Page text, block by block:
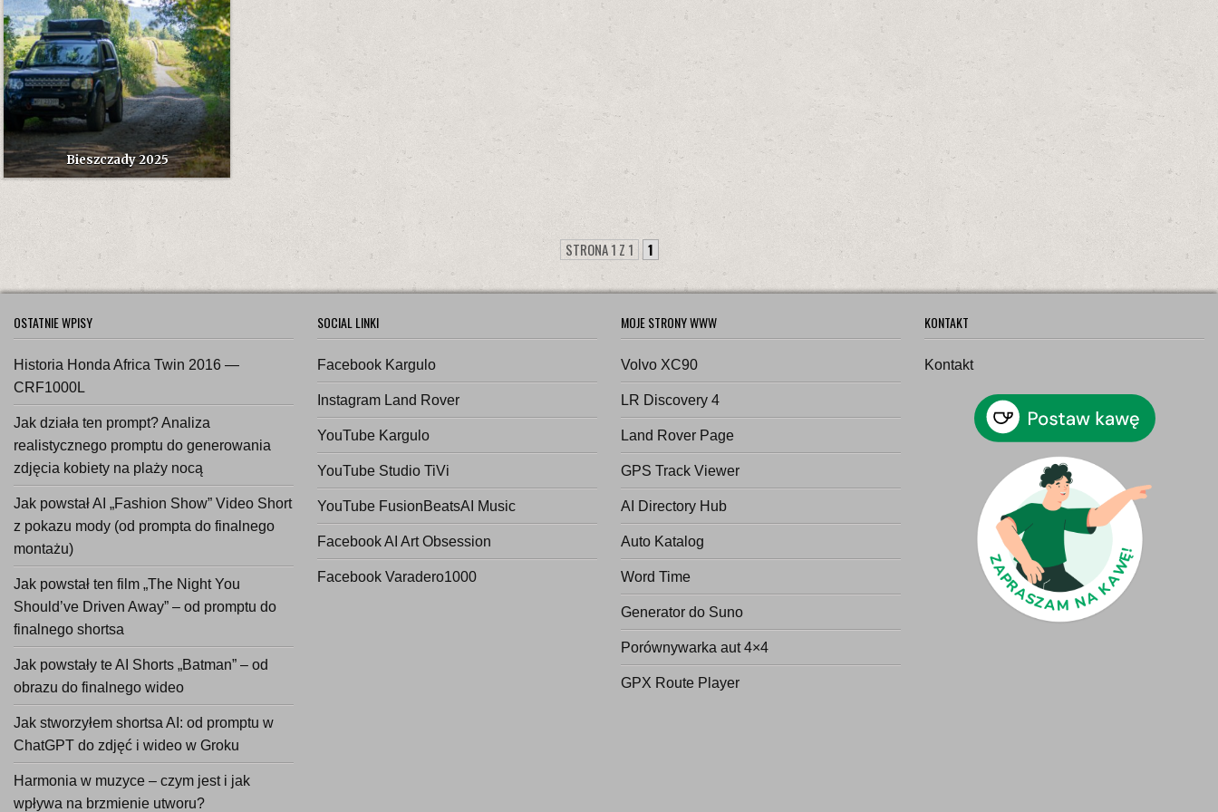
Bieszczady 2025
STRONA 1 Z 1 1
OSTATNIE WPISY
Historia Honda Africa Twin 2016 —
CRF1000L
Jak działa ten prompt? Analiza
realistycznego promptu do generowania
zdjęcia kobiety na plaży nocą
Jak powstał AI „Fashion Show” Video Short
z pokazu mody (od prompta do finalnego
montażu)
Jak powstał ten film „The Night You
Should’ve Driven Away” – od promptu do
finalnego shortsa
Jak powstały te AI Shorts „Batman” – od
obrazu do finalnego wideo
Jak stworzyłem shortsa AI: od promptu w
ChatGPT do zdjęć i wideo w Groku
Harmonia w muzyce – czym jest i jak
wpływa na brzmienie utworu?
SOCIAL LINKI
Facebook Kargulo
Instagram Land Rover
YouTube Kargulo
YouTube Studio TiVi
YouTube FusionBeatsAI Music
Facebook AI Art Obsession
Facebook Varadero1000
MOJE STRONY WWW
Volvo XC90
LR Discovery 4
Land Rover Page
GPS Track Viewer
AI Directory Hub
Auto Katalog
Word Time
Generator do Suno
Porównywarka aut 4×4
GPX Route Player
KONTAKT
Kontakt